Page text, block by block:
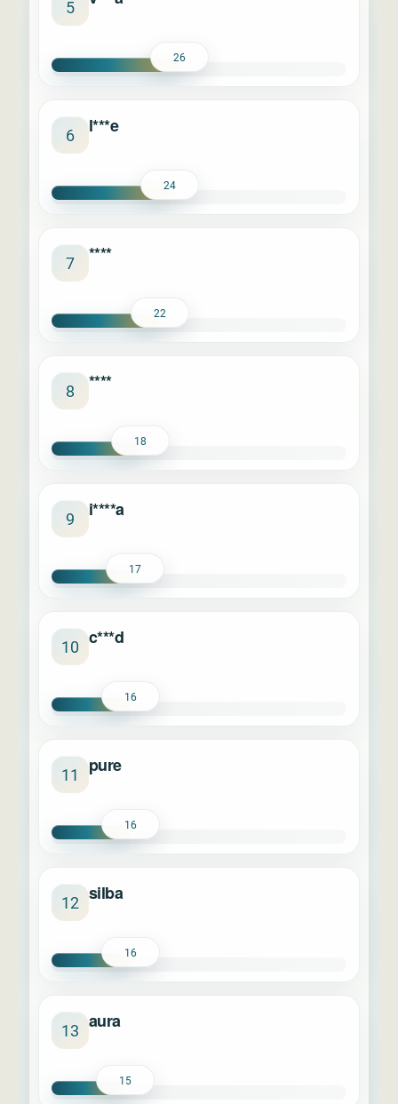
5
26
6 l***e
24
7 ****
22
8 ****
18
9 i****a
17
10 c***d
16
11 pure
16
12 silba
16
13 aura
15